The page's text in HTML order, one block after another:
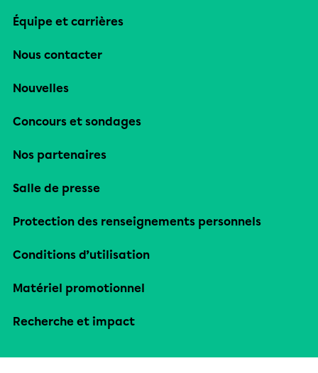
Équipe et carrières
Nous contacter
Nouvelles
Concours et sondages
Nos partenaires
Salle de presse
Protection des renseignements personnels
Conditions d’utilisation
Matériel promotionnel
Recherche et impact